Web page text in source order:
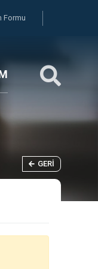
Formu
GERI